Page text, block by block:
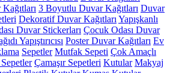
3 Boyutlu Duvar Kağıtları Duvar
Dekoratif Duvar Kağıtları Yapışkanlı
Duvar Stickerları Çocuk Odası Duvar
Yapıştırıcısı Poster Duvar Kağıtları Ev
Sepetler Mutfak Sepeti Çok Amaçlı
Çamaşır Sepetleri Kutular Makyaj